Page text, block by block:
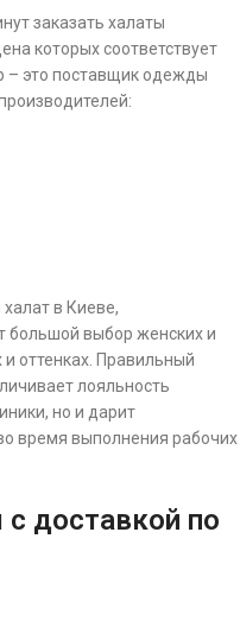
заказать халаты
которых соответствует
– это поставщик одежды
в Киеве,
большой выбор женских и
оттенках. Правильный
лояльность
но и дарит
время выполнения рабочих
доставкой по